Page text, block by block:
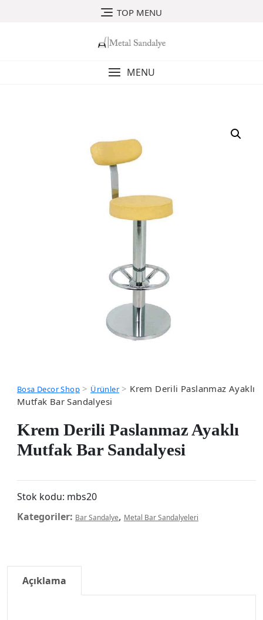
TOP MENU
MENU
Bosa Decor Shop> Ürünler> Krem Derili Paslanmaz Ayaklı
Mutfak Bar Sandalyesi
Krem Derili Paslanmaz Ayaklı
Mutfak Bar Sandalyesi
Stok kodu: mbs20
Kategoriler: Bar Sandalye, Metal Bar Sandalyeleri
Açıklama